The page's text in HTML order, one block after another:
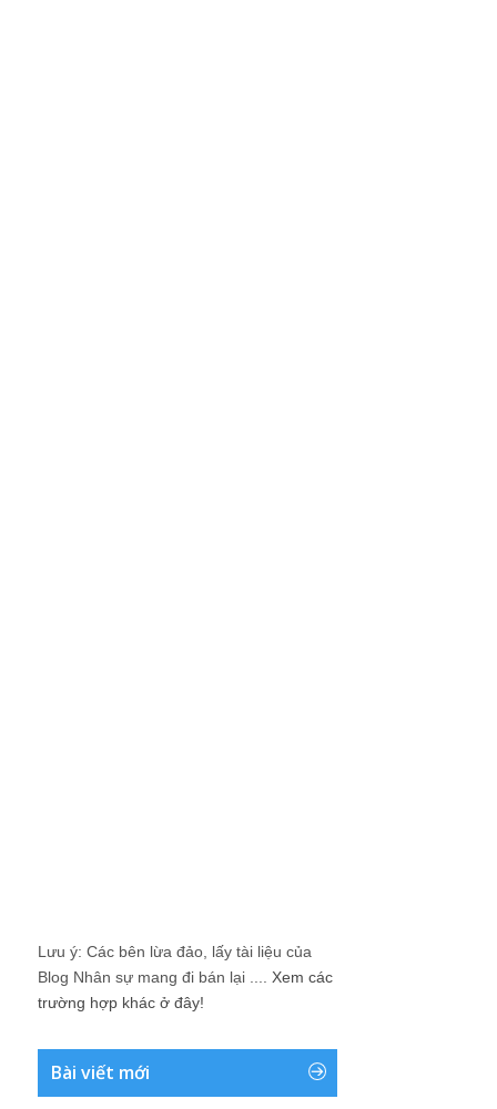
Lưu ý: Các bên lừa đảo, lấy tài liệu của
Blog Nhân sự mang đi bán lại .... Xem các
trường hợp khác ở đây!
Bài viết mới